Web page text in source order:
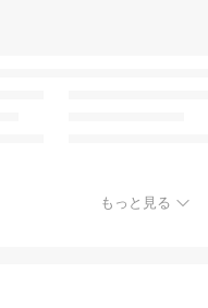
もっと見る